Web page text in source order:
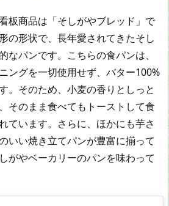
板商品は「そしがやブレッド」で
の形状で、長年愛されてきたそし
なパンです。こちらの食パンは、
ングを一切使用せず、バター100%
。そのため、小麦の香りとしっと
そのまま食べてもトーストして食
ています。さらに、ほかにも芋さ
いい焼き立てパンが豊富に揃って
がやベーカリーのパンを味わって